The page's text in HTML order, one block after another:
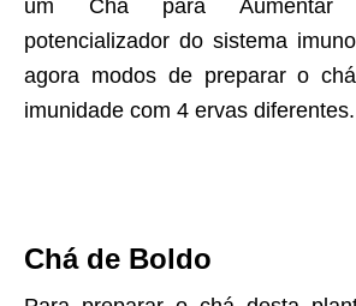
um Chá para Aumentar
potencializador do sistema
agora modos de preparar o
imunidade com 4 ervas
Chá de Boldo